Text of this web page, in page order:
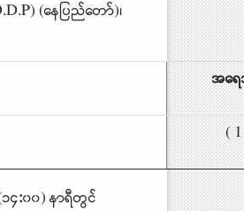
(​နေပြည်တော်)၊
အရ
(
၄:၀၀) နာရီတွင်